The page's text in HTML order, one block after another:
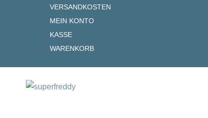
VERSANDKOSTEN
MEIN KONTO
KASSE
WARENKORB